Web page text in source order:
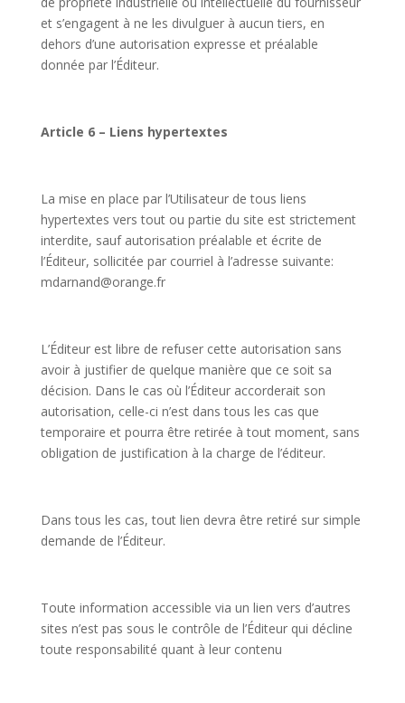
et s’engagent à ne les divulguer à aucun tiers, en
dehors d’une autorisation expresse et préalable
donnée par l’Éditeur.
Article 6 – Liens hypertextes
La mise en place par l’Utilisateur de tous liens
hypertextes vers tout ou partie du site est strictement
interdite, sauf autorisation préalable et écrite de
l’Éditeur, sollicitée par courriel à l’adresse suivante:
mdarnand@orange.fr
L’Éditeur est libre de refuser cette autorisation sans
avoir à justifier de quelque manière que ce soit sa
décision. Dans le cas où l’Éditeur accorderait son
autorisation, celle-ci n’est dans tous les cas que
temporaire et pourra être retirée à tout moment, sans
obligation de justification à la charge de l’éditeur.
Dans tous les cas, tout lien devra être retiré sur simple
demande de l’Éditeur.
Toute information accessible via un lien vers d’autres
sites n’est pas sous le contrôle de l’Éditeur qui décline
toute responsabilité quant à leur contenu